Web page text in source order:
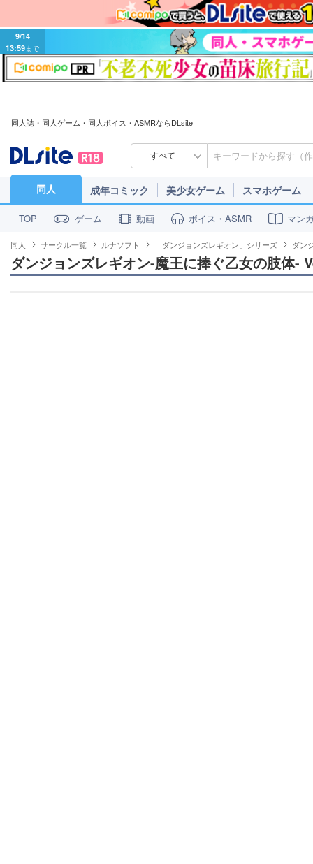
9/14
13:59まで
同人誌・同人ゲーム・同人ボイス・ASMRならDLsite
すべて
同人 成年コミック 美少女ゲーム スマホゲーム
TOP ゲーム 動画 ボイス・ASMR マン
同人 サークル一覧 ルナソフト 「ダンジョンズレギオン」シリーズ ダン
ダンジョンズレギオン-魔王に捧ぐ乙女の肢体-